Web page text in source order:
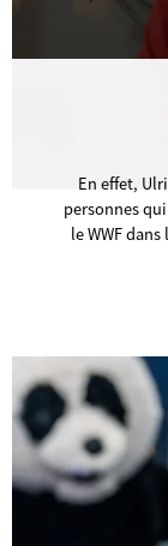
En effet,
personnes
le WWF